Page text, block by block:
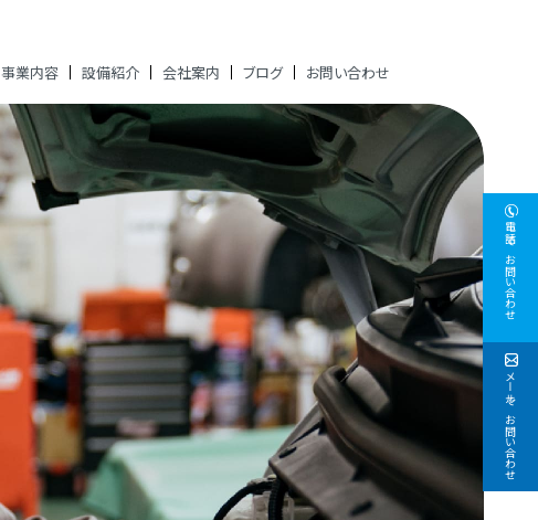
事業内容 設備紹介 会社案内 ブログ お問い合わせ
電話でお問い合わせ
メールでお問い合わせ